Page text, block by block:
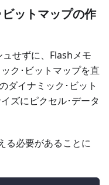
ットマップの作
せずに、Flashメモ
ク･ビットマップを直
ダイナミック･ビット
ズにピクセル･データ
る必要があることに